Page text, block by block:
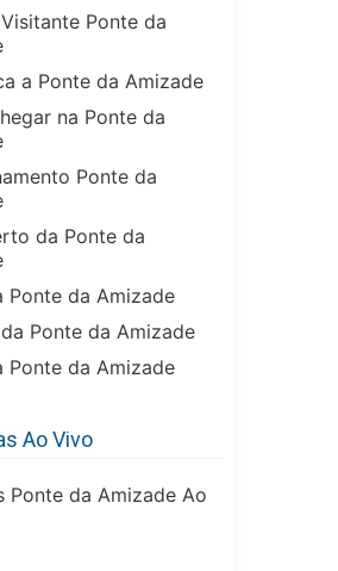
Ponte da
a Ponte da Amizade
na Ponte da
Ponte da
da Ponte da
Ponte da Amizade
Ponte da Amizade
Ponte da Amizade
Ao Vivo
Ponte da Amizade Ao